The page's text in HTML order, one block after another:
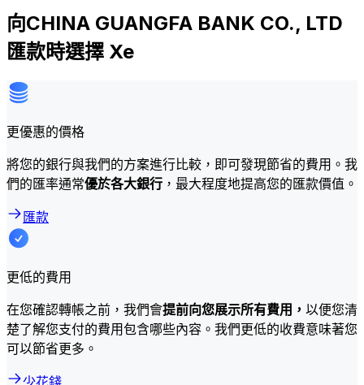
向CHINA GUANGFA BANK CO., LTD
匯款時選擇 Xe
更優惠的價格
將您的銀行與我們的方案進行比較，即可發現節省的費用。我
們的匯率通常優於各大銀行 ，最大程度地提高您的匯款價值。
匯款
更低的費用
在您確認轉帳之前，我們會提前向您展示所有費用， 以便您清
楚了解您支付的費用包含哪些內容。我們更低的收費意味著您
可以節省更多。
少花錢